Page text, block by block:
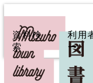
資料検
索
利用
ー